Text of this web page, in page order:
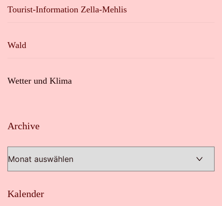
Tourist-Information Zella-Mehlis
Wald
Wetter und Klima
Archive
Kalender